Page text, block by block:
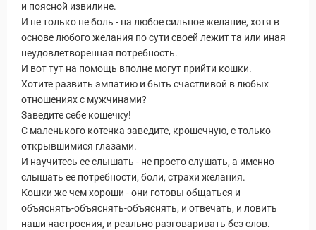
и поясной извилине.
И не только не боль - на любое сильное желание, хотя в
основе любого желания по сути своей лежит та или иная
неудовлетворенная потребность.
И вот тут на помощь вполне могут прийти кошки.
Хотите развить эмпатию и быть счастливой в любых
отношениях с мужчинами?
Заведите себе кошечку!
С маленького котенка заведите, крошечную, с только
открывшимися глазами.
И научитесь ее слышать - не просто слушать, а именно
слышать ее потребности, боли, страхи желания.
Кошки же чем хороши - они готовы общаться и
объяснять-объяснять-объяснять, и отвечать, и ловить
наши настроения, и реально разговаривать без слов.